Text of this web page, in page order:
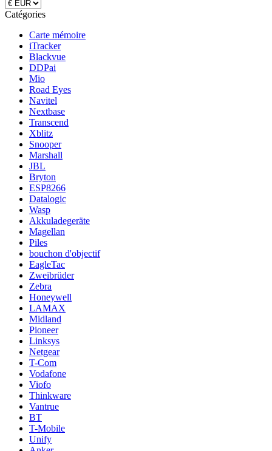
Catégories
Carte mémoire
iTracker
Blackvue
DDPai
Mio
Road Eyes
Navitel
Nextbase
Transcend
Xblitz
Snooper
Marshall
JBL
Bryton
ESP8266
Datalogic
Wasp
Akkuladegeräte
Magellan
Piles
bouchon d'objectif
EagleTac
Zweibrüder
Zebra
Honeywell
LAMAX
Midland
Pioneer
Linksys
Netgear
T-Com
Vodafone
Viofo
Thinkware
Vantrue
BT
T-Mobile
Unify